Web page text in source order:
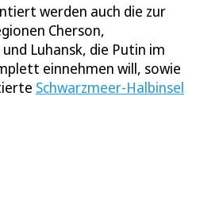
werden auch die zur
Cherson,
Luhansk, die Putin im
einnehmen will, sowie
Schwarzmeer-Halbinsel